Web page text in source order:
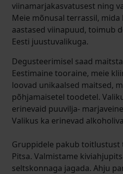
viinamarjakasvatusest ning
Meie mõnusal terrassil, mida
aastased viinapuud, toimub
Eesti juustuvalikuga.
Degusteerimisel saad
Eestimaine tooraine, meie
loovad unikaalsed maitsed,
põhjamaisetel toodetel.
erinevaid puuvilja-
Valikus ka erinevad
Gruppidele pakub toitlustust
Pitsa. Valmistame
seltskonnaga jagada. Ahju